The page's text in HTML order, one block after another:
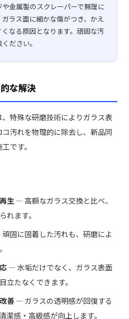
金属製のスクレーパーで無理に
ラス面に細かな傷がつき、かえ
なる原因となります。頑固な汚
ださい。
な解決
特殊な研磨技術によりガラス表
汚れを物理的に除去し、新品同
です。
生 — 高額なガラス交換と比べ、
れます。
固に固着した汚れも、研磨によ
— 水垢だけでなく、ガラス表面
立たなくできます。
善— ガラスの透明感が回復する
潔感・高級感が向上します。